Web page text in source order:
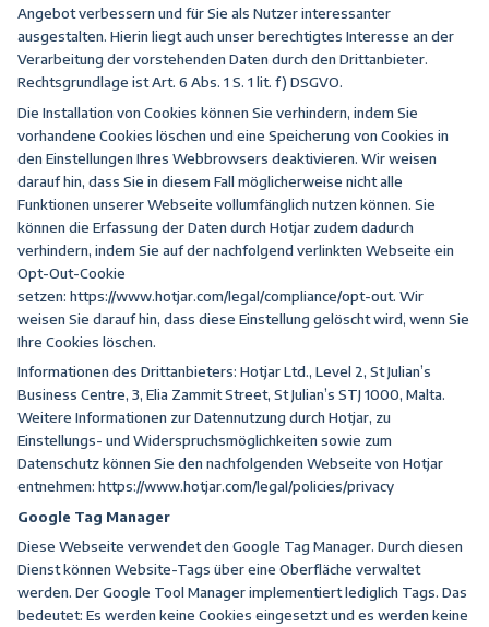
Angebot verbessern und für Sie als Nutzer interessanter
ausgestalten. Hierin liegt auch unser berechtigtes Interesse an der
Verarbeitung der vorstehenden Daten durch den Drittanbieter.
Rechtsgrundlage ist Art. 6 Abs. 1 S. 1 lit. f) DSGVO.
Die Installation von Cookies können Sie verhindern, indem Sie
vorhandene Cookies löschen und eine Speicherung von Cookies in
den Einstellungen Ihres Webbrowsers deaktivieren. Wir weisen
darauf hin, dass Sie in diesem Fall möglicherweise nicht alle
Funktionen unserer Webseite vollumfänglich nutzen können. Sie
können die Erfassung der Daten durch Hotjar zudem dadurch
verhindern, indem Sie auf der nachfolgend verlinkten Webseite ein
Opt-Out-Cookie
setzen: https://www.hotjar.com/legal/compliance/opt-out. Wir
weisen Sie darauf hin, dass diese Einstellung gelöscht wird, wenn Sie
Ihre Cookies löschen.
Informationen des Drittanbieters: Hotjar Ltd., Level 2, St Julian’s
Business Centre, 3, Elia Zammit Street, St Julian’s STJ 1000, Malta.
Weitere Informationen zur Datennutzung durch Hotjar, zu
Einstellungs- und Widerspruchsmöglichkeiten sowie zum
Datenschutz können Sie den nachfolgenden Webseite von Hotjar
entnehmen: https://www.hotjar.com/legal/policies/privacy
Google Tag Manager
Diese Webseite verwendet den Google Tag Manager. Durch diesen
Dienst können Website-Tags über eine Oberfläche verwaltet
werden. Der Google Tool Manager implementiert lediglich Tags. Das
bedeutet: Es werden keine Cookies eingesetzt und es werden keine